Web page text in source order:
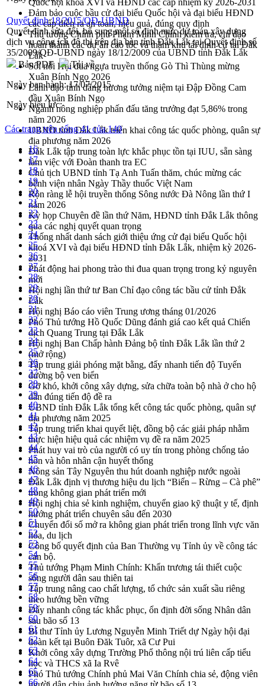
Quốc hội khóa XVI và HĐND các cấp nhiệm kỳ 2026-2031
Đảm bảo cuộc bầu cử đại biểu Quốc hội và đại biểu HĐND
các cấp diễn ra an toàn, hiệu quả, đúng quy định
Thủ tướng Chính phủ Phạm Minh Chính kiểm tra, chỉ đạo
hoàn thành các dự án cao tốc và thăm khu tái định cư tại Đắk
Lắk
Sôi nổi Hội đua ngựa truyền thống Gò Thì Thùng mừng
Xuân Bính Ngọ 2026
Lãnh đạo tỉnh dâng hương tưởng niệm tại Đập Đồng Cam
đầu Xuân Bính Ngọ
Ngành nông nghiệp phấn đấu tăng trưởng đạt 5,86% trong
năm 2026
UBND tỉnh Đắk Lắk triển khai công tác quốc phòng, quân sự
địa phương năm 2026
Đắk Lắk tập trung toàn lực khắc phục tồn tại IUU, sẵn sàng
làm việc với Đoàn thanh tra EC
Chủ tịch UBND tỉnh Tạ Anh Tuấn thăm, chúc mừng các
bệnh viện nhân Ngày Thầy thuốc Việt Nam
Rộn ràng lễ hội truyền thống Sông nước Đà Nông lần thứ I
năm 2026
Kỳ họp Chuyên đề lần thứ Năm, HĐND tỉnh Đắk Lắk thông
qua các nghị quyết quan trọng
Thống nhất danh sách giới thiệu ứng cử đại biểu Quốc hội
khoá XVI và đại biểu HĐND tỉnh Đắk Lắk, nhiệm kỳ 2026-
2031
Phát động hai phong trào thi đua quan trọng trong kỷ nguyên
mới
Hội nghị lần thứ tư Ban Chỉ đạo công tác bầu cử tỉnh Đắk
Lắk
Hội nghị Báo cáo viên Trung ương tháng 01/2026
Phó Thủ tướng Hồ Quốc Dũng đánh giá cao kết quả Chiến
dịch Quang Trung tại Đắk Lắk
Hội nghị Ban Chấp hành Đảng bộ tỉnh Đắk Lắk lần thứ 2
(mở rộng)
Tập trung giải phóng mặt bằng, đẩy nhanh tiến độ Tuyến
đường bộ ven biển
Gỡ khó, khởi công xây dựng, sửa chữa toàn bộ nhà ở cho hộ
dân đúng tiến độ đề ra
UBND tỉnh Đắk Lắk tổng kết công tác quốc phòng, quân sự
địa phương năm 2025
Tập trung triển khai quyết liệt, đồng bộ các giải pháp nhằm
thực hiện hiệu quả các nhiệm vụ đề ra năm 2025
Phát huy vai trò của người có uy tín trong phòng chống tảo
hôn và hôn nhân cận huyết thống
Nông sản Tây Nguyên thu hút doanh nghiệp nước ngoài
Đắk Lắk định vị thương hiệu du lịch “Biển – Rừng – Cà phê”
trong không gian phát triển mới
Hội nghị chia sẻ kinh nghiệm, chuyển giao kỹ thuật y tế, định
hướng phát triển chuyên sâu đến 2030
Chuyển đổi số mở ra không gian phát triển trong lĩnh vực văn
hóa, du lịch
Công bố quyết định của Ban Thường vụ Tỉnh ủy về công tác
cán bộ.
Thủ tướng Phạm Minh Chính: Khẩn trương tái thiết cuộc
sống người dân sau thiên tai
Tập trung nâng cao chất lượng, tổ chức sản xuất sầu riêng
theo hướng bền vững
Đẩy nhanh công tác khắc phục, ổn định đời sống Nhân dân
sau bão số 13
Bí thư Tỉnh ủy Lương Nguyễn Minh Triết dự Ngày hội đại
đoàn kết tại Buôn Đăk Tuôr, xã Cư Pui
Khởi công xây dựng Trường Phổ thông nội trú liên cấp tiểu
học và THCS xã Ia Rvê
Phó Thủ tướng Chính phủ Mai Văn Chính chia sẻ, động viên
Quyết định 18/2015/QĐ-UBND
Quyết định sửa đổi, bổ sung một số định mức dự toán xây dựng
dịch vụ công ích đô thị trên địa bàn tỉnh Đắk Lắk tại Quyết định số
35/2009/QĐ-UBND ngày 18/12/2009 của UBND tỉnh Đắk Lắk
Bản PDF
Tải về
Ngày ban hành:17/07/2015
Ngày hiệu lực:
Các trang trên cổng 41 của 140
16
17
18
19
20
21
22
23
24
25
26
27
28
29
30
31
32
33
34
35
36
37
38
39
40
41
42
43
44
45
46
47
48
49
50
51
52
53
54
55
56
57
58
59
60
61
62
63
64
65
66